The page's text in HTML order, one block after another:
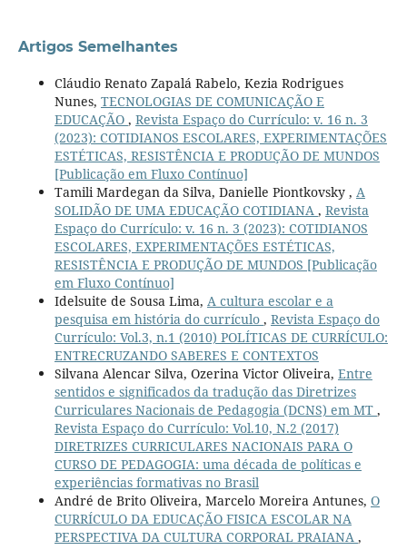
Artigos Semelhantes
Cláudio Renato Zapalá Rabelo, Kezia Rodrigues
Nunes, TECNOLOGIAS DE COMUNICAÇÃO E
EDUCAÇÃO , Revista Espaço do Currículo: v. 16 n. 3
(2023): COTIDIANOS ESCOLARES, EXPERIMENTAÇÕES
ESTÉTICAS, RESISTÊNCIA E PRODUÇÃO DE MUNDOS
[Publicação em Fluxo Contínuo]
Tamili Mardegan da Silva, Danielle Piontkovsky , A
SOLIDÃO DE UMA EDUCAÇÃO COTIDIANA , Revista
Espaço do Currículo: v. 16 n. 3 (2023): COTIDIANOS
ESCOLARES, EXPERIMENTAÇÕES ESTÉTICAS,
RESISTÊNCIA E PRODUÇÃO DE MUNDOS [Publicação
em Fluxo Contínuo]
Idelsuite de Sousa Lima, A cultura escolar e a
pesquisa em história do currículo , Revista Espaço do
Currículo: Vol.3, n.1 (2010) POLÍTICAS DE CURRÍCULO:
ENTRECRUZANDO SABERES E CONTEXTOS
Silvana Alencar Silva, Ozerina Victor Oliveira, Entre
sentidos e significados da tradução das Diretrizes
Curriculares Nacionais de Pedagogia (DCNS) em MT ,
Revista Espaço do Currículo: Vol.10, N.2 (2017)
DIRETRIZES CURRICULARES NACIONAIS PARA O
CURSO DE PEDAGOGIA: uma década de políticas e
experiências formativas no Brasil
André de Brito Oliveira, Marcelo Moreira Antunes, O
CURRÍCULO DA EDUCAÇÃO FISICA ESCOLAR NA
PERSPECTIVA DA CULTURA CORPORAL PRAIANA ,